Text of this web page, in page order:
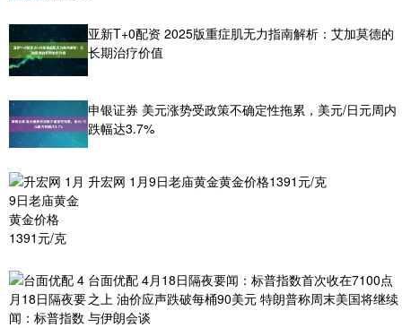
亚新T+0配资 2025版重症肌无力指南解析：艾加莫德的
长期治疗价值
申银证券 美元涨势受政策不确定性拖累，美元/日元周内
跌幅达3.7%
升宏网 1月9日老庙黄金黄金价格1391元/克
台面优配 4月18日隔夜要闻：标普指数首次收在7100点
之上 油价应声跌破每桶90美元 特朗普称周末美国将继续
与伊朗会谈